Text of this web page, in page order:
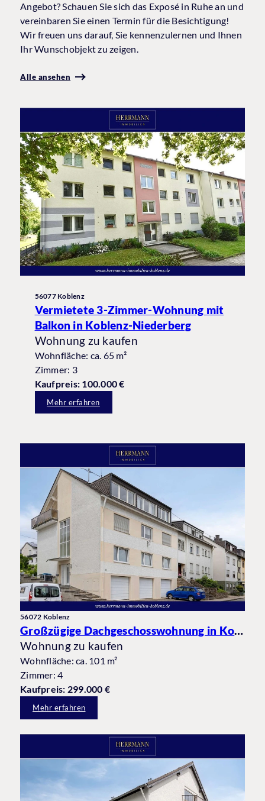
Angebot? Schauen Sie sich das Exposé in Ruhe an und
vereinbaren Sie einen Termin für die Besichtigung!
Wir freuen uns darauf, Sie kennenzulernen und Ihnen
Ihr Wunschobjekt zu zeigen.
Alle ansehen
56077 Koblenz
Vermietete 3-Zimmer-Wohnung mit
Balkon in Koblenz-Niederberg
Wohnung zu kaufen
Wohnfläche: ca. 65 m²
Zimmer: 3
Kaufpreis: 100.000 €
Mehr erfahren
56072 Koblenz
Großzügige Dachgeschosswohnung in Koblenz-Güls mit Balkon und Garage in beliebter Wohnlage
Wohnung zu kaufen
Wohnfläche: ca. 101 m²
Zimmer: 4
Kaufpreis: 299.000 €
Mehr erfahren